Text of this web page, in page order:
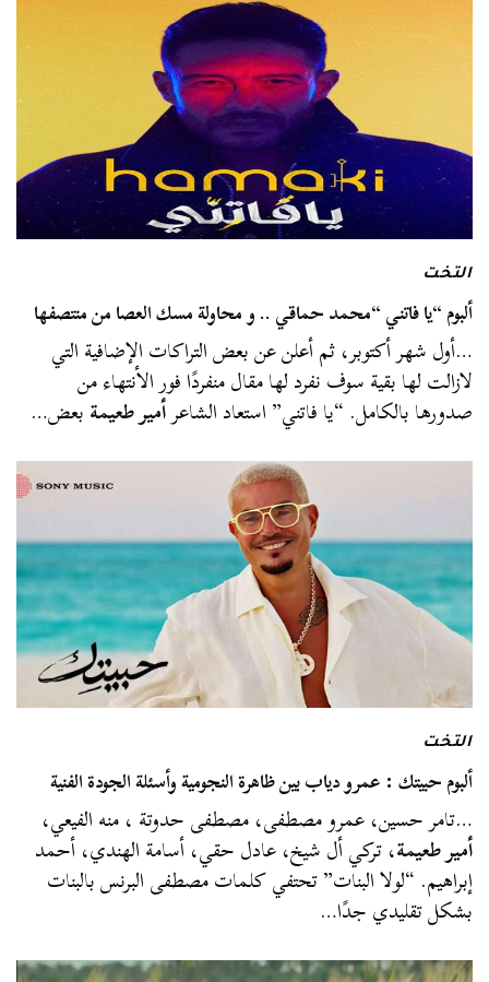
التخت
ألبوم “يا فاتني “محمد حماقي .. و محاولة مسك العصا من منتصفها
…أول شهر أكتوبر، ثم أعلن عن بعض التراكات الإضافية التي
لازالت لها بقية سوف نفرد لها مقال منفردًا فور الأنتهاء من
صدورها بالكامل. “يا فاتني” استعاد الشاعرأمير طعيمةبعض…
التخت
ألبوم حبيتك : عمرو دياب بين ظاهرة النجومية وأسئلة الجودة الفنية
…تامر حسين، عمرو مصطفى، مصطفى حدوتة ، منه الفيعي،
أمير طعيمة، تركي أل شيخ، عادل حقي، أسامة الهندي، أحمد
إبراهيم. “لولا البنات” تحتفي كلمات مصطفى البرنس بالبنات
بشكل تقليدي جدًا…